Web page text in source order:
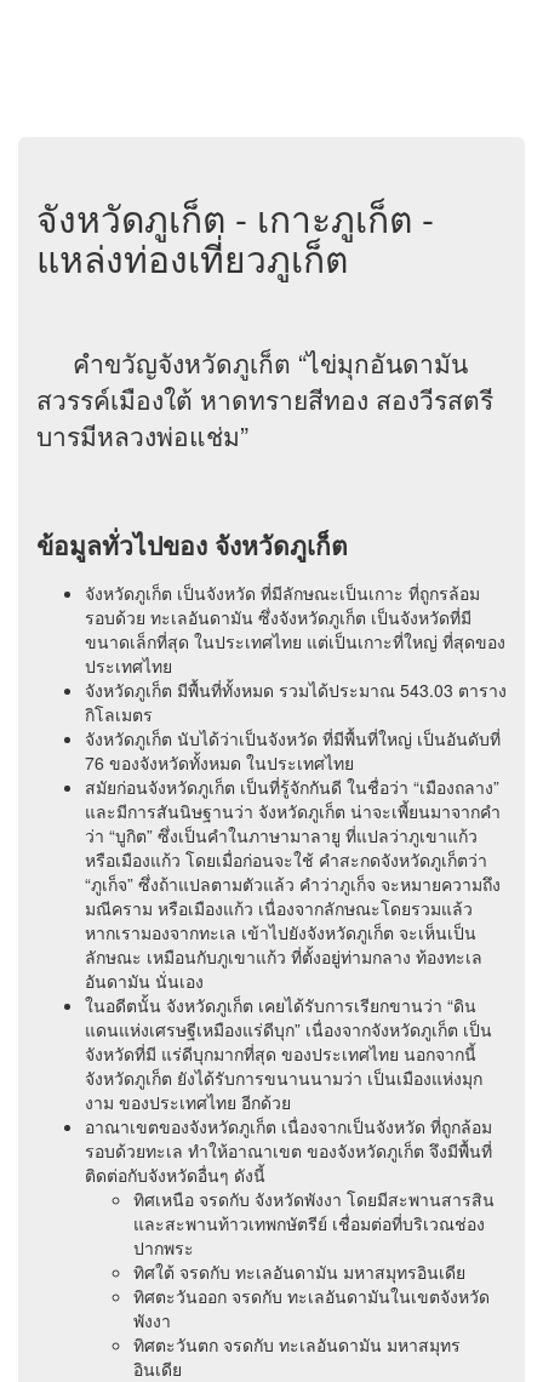
จังหวัดภูเก็ต - เกาะภูเก็ต -
แหล่งท่องเที่ยวภูเก็ต
คำขวัญจังหวัดภูเก็ต “ไข่มุกอันดามัน
สวรรค์เมืองใต้ หาดทรายสีทอง สองวีรสตรี
บารมีหลวงพ่อแช่ม”
ข้อมูลทั่วไปของ จังหวัดภูเก็ต
จังหวัดภูเก็ต เป็นจังหวัด ที่มีลักษณะเป็นเกาะ ที่ถูกรล้อม
รอบด้วย ทะเลอันดามัน ซึ่งจังหวัดภูเก็ต เป็นจังหวัดที่มี
ขนาดเล็กที่สุด ในประเทศไทย แต่เป็นเกาะที่ใหญ่ ที่สุดของ
ประเทศไทย
จังหวัดภูเก็ต มีพื้นที่ทั้งหมด รวมได้ประมาณ 543.03 ตาราง
กิโลเมตร
จังหวัดภูเก็ต นับได้ว่าเป็นจังหวัด ที่มีพื้นที่ใหญ่ เป็นอันดับที่
76 ของจังหวัดทั้งหมด ในประเทศไทย
สมัยก่อนจังหวัดภูเก็ต เป็นที่รู้จักกันดี ในชื่อว่า “เมืองถลาง”
และมีการสันนิษฐานว่า จังหวัดภูเก็ต น่าจะเพี้ยนมาจากคำ
ว่า “บูกิต” ซึ่งเป็นคำในภาษามาลายู ที่แปลว่าภูเขาแก้ว
หรือเมืองแก้ว โดยเมื่อก่อนจะใช้ คำสะกดจังหวัดภูเก็ตว่า
“ภูเก็จ” ซึ่งถ้าแปลตามตัวแล้ว คำว่าภูเก็จ จะหมายความถึง
มณีคราม หรือเมืองแก้ว เนื่องจากลักษณะโดยรวมแล้ว
หากเรามองจากทะเล เข้าไปยังจังหวัดภูเก็ต จะเห็นเป็น
ลักษณะ เหมือนกับภูเขาแก้ว ที่ตั้งอยู่ท่ามกลาง ท้องทะเล
อันดามัน นั่นเอง
ในอดีตนั้น จังหวัดภูเก็ต เคยได้รับการเรียกขานว่า “ดิน
แดนแห่งเศรษฐีเหมืองแร่ดีบุก” เนื่องจากจังหวัดภูเก็ต เป็น
จังหวัดที่มี แร่ดีบุกมากที่สุด ของประเทศไทย นอกจากนี้
จังหวัดภูเก็ต ยังได้รับการขนานนามว่า เป็นเมืองแห่งมุก
งาม ของประเทศไทย อีกด้วย
อาณาเขตของจังหวัดภูเก็ต เนื่องจากเป็นจังหวัด ที่ถูกล้อม
รอบด้วยทะเล ทำให้อาณาเขต ของจังหวัดภูเก็ต จึงมีพื้นที่
ติดต่อกับจังหวัดอื่นๆ ดังนี้
ทิศเหนือ จรดกับ จังหวัดพังงา โดยมีสะพานสารสิน
และสะพานท้าวเทพกษัตรีย์ เชื่อมต่อที่บริเวณช่อง
ปากพระ
ทิศใต้ จรดกับ ทะเลอันดามัน มหาสมุทรอินเดีย
ทิศตะวันออก จรดกับ ทะเลอันดามันในเขตจังหวัด
พังงา
ทิศตะวันตก จรดกับ ทะเลอันดามัน มหาสมุทร
อินเดีย